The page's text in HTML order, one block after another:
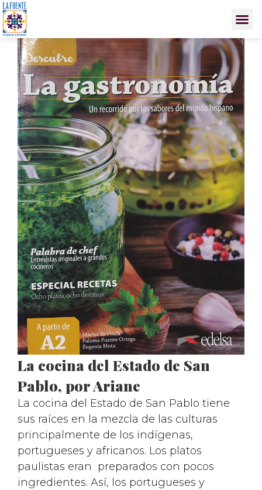
La cocina del Estado de San
Pablo, por Ariane
La cocina del Estado de San Pablo tiene
sus raíces en la mezcla de las culturas
principalmente de los indígenas,
portugueses y africanos. Los platos
paulistas eran preparados con pocos
ingredientes. Así, los portugueses y